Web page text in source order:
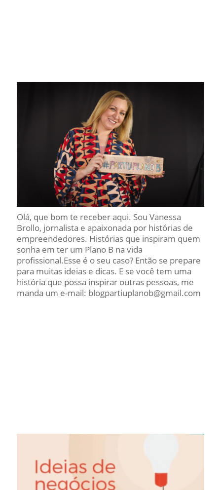
Olá, que bom te receber aqui. Sou Vanessa
Brollo, jornalista e apaixonada por histórias de
empreendedores. Histórias que inspiram quem
sonha em ter um Plano B na vida
profissional.Esse é o seu caso? Então se prepare
para muitas ideias e dicas. E se você tem uma
história que possa inspirar outras pessoas, me
manda um e-mail: blogpartiuplanob@gmail.com